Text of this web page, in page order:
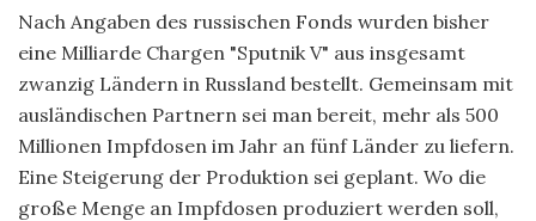
Nach Angaben des russischen Fonds wurden bisher
eine Milliarde Chargen "Sputnik V" aus insgesamt
zwanzig Ländern in Russland bestellt. Gemeinsam mit
ausländischen Partnern sei man bereit, mehr als 500
Millionen Impfdosen im Jahr an fünf Länder zu liefern.
Eine Steigerung der Produktion sei geplant. Wo die
große Menge an Impfdosen produziert werden soll,